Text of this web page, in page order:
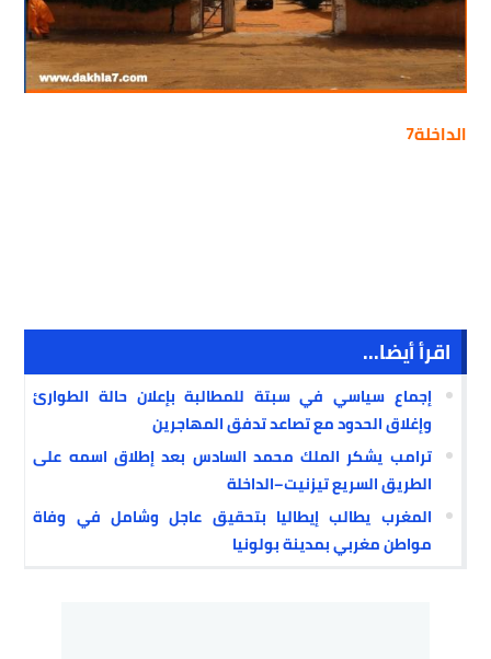
الداخلة7
اقرأ أيضا...
إجماع سياسي في سبتة للمطالبة بإعلان حالة الطوارئ
وإغلاق الحدود مع تصاعد تدفق المهاجرين
ترامب يشكر الملك محمد السادس بعد إطلاق اسمه على
الطريق السريع تيزنيت–الداخلة
المغرب يطالب إيطاليا بتحقيق عاجل وشامل في وفاة
مواطن مغربي بمدينة بولونيا